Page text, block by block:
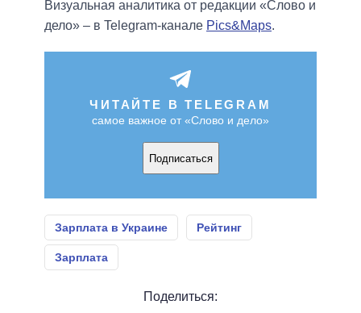
Визуальная аналитика от редакции «Слово и
дело» – в Telegram-канале Pics&Maps.
ЧИТАЙТЕ В TELEGRAM
самое важное от «Слово и дело»
Подписаться
Зарплата в Украине Рейтинг
Зарплата
Поделиться: